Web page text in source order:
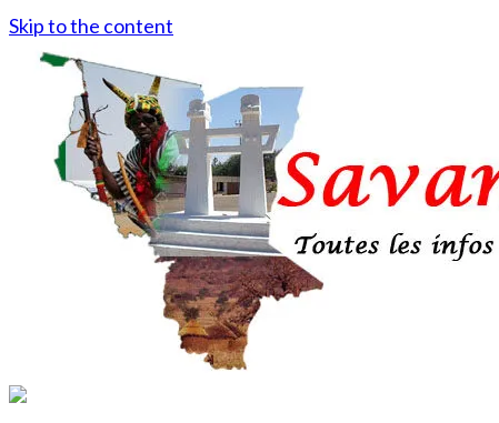
Skip to the content